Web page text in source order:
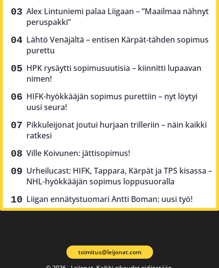
Alex Lintuniemi palaa Liigaan – ”Maailmaa nähnyt
peruspakki”
Lähtö Venäjältä – entisen Kärpät-tähden sopimus
purettu
HPK rysäytti sopimusuutisia – kiinnitti lupaavan
nimen!
HIFK-hyökkääjän sopimus purettiin – nyt löytyi
uusi seura!
Pikkuleijonat joutui hurjaan trilleriin – näin kaikki
ratkesi
Ville Koivunen: jättisopimus!
Urheilucast: HIFK, Tappara, Kärpät ja TPS kisassa –
NHL-hyökkääjän sopimus loppusuoralla
Liigan ennätystuomari Antti Boman: uusi työ!
toimitus@leijonat.com